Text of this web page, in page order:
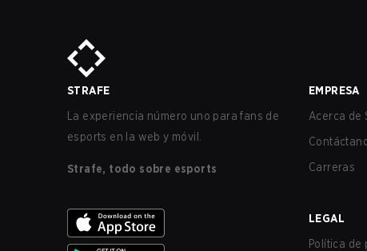
STRAFE
La experiencia número uno para fans de
esports en la web y móvil.
Strafe, todo sobre esports
EMPRESA
Acerca de
Carreras
LEGAL
Política de